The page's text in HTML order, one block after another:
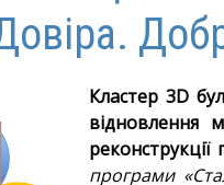
Кластер 3D
відновлення
програми